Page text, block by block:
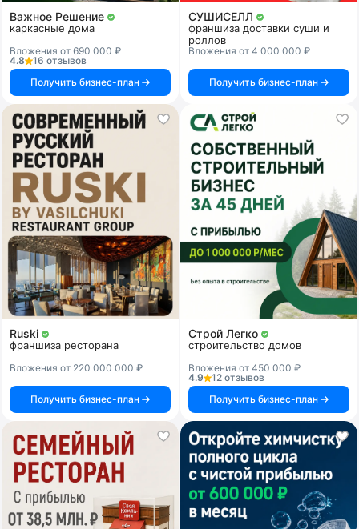
Важное Решение
каркасные дома
Вложения от 690 000 ₽
4.8
16 отзывов
Получить бизнес-план
СУШИСЕЛЛ
франшиза доставки суши и
роллов
Вложения от 4 000 000 ₽
Получить бизнес-план
Ruski
франшиза ресторана
Вложения от 220 000 000 ₽
Получить бизнес-план
Строй Легко
строительство домов
Вложения от 450 000 ₽
4.9
12 отзывов
Получить бизнес-план